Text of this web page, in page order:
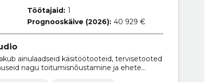
Töötajaid: 1
Prognooskäive (2026): 40 929 €
ainulaadseid käsitöötooteid, tervisetooted
nagu toitumisnõustamine ja ehete